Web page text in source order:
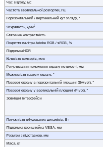
Час відгуку, мс
Частота вертикальної розгортки, Гц
Горизонтальний / вертикальний кут огляду, °
Яскравість, кд/м2
Статична контрастність
Покриття палітри Adobe RGB / sRGB, %
ПідтримкаHDR
Кількість кольорів, млн
Регулювання положення екрану по висоті, мм
Можливість нахилу екрану, °
Поворот екрану в горизонтальній площині (Swivel), °
Поворот екрану у вертикальній площині (Pivot), °
Зовнішні інтерфейси
Потужність вбудованих динаміків, Вт
Підтримка кронштейна VESA, мм
Розміри з підставкою, мм
Маса, кг